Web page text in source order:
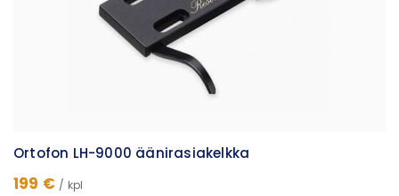
Ortofon LH-9000 äänirasiakelkka
199 € / kpl